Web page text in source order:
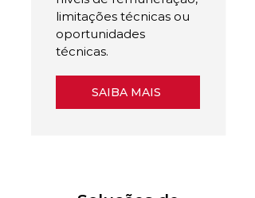
limitações técnicas ou
oportunidades
técnicas.
SAIBA MAIS